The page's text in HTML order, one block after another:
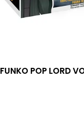
FUNKO POP LORD